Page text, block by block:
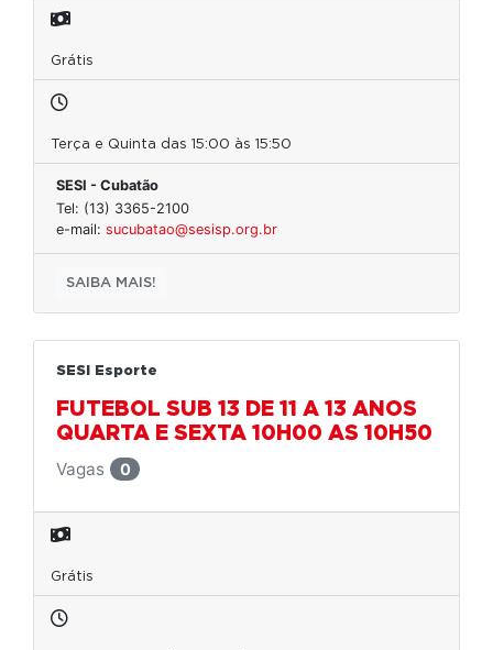
Grátis
Terça e Quinta das 15:00 às 15:50
SESI - Cubatão
Tel: (13) 3365-2100
e-mail: sucubatao@sesisp.org.br
SAIBA MAIS!
SESI Esporte
FUTEBOL SUB 13 DE 11 A 13 ANOS
QUARTA E SEXTA 10H00 AS 10H50
Vagas
0
Grátis